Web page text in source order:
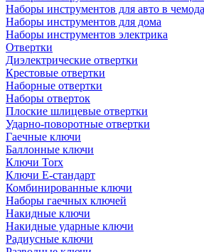
Наборы инструментов для авто в
Наборы инструментов для дома
Наборы инструментов электрика
Отвертки
Диэлектрические отвертки
Крестовые отвертки
Наборные отвертки
Наборы отверток
Плоские шлицевые отвертки
Ударно-поворотные отвертки
Гаечные ключи
Баллонные ключи
Ключи Torx
Ключи Е-стандарт
Комбинированные ключи
Наборы гаечных ключей
Накидные ключи
Накидные ударные ключи
Радиусные ключи